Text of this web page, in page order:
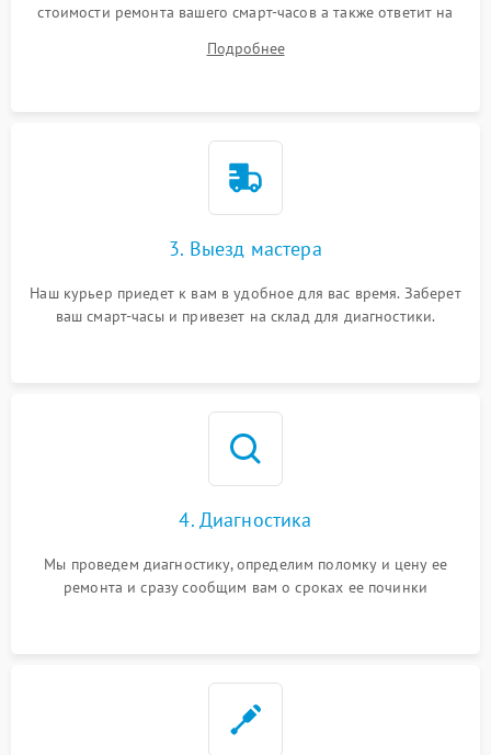
стоимости ремонта вашего смарт-часов а также ответит на
Подробнее
3. Выезд мастера
Наш курьер приедет к вам в удобное для вас время. Заберет
ваш смарт-часы и привезет на склад для диагностики.
4. Диагностика
Мы проведем диагностику, определим поломку и цену ее
ремонта и сразу сообщим вам о сроках ее починки